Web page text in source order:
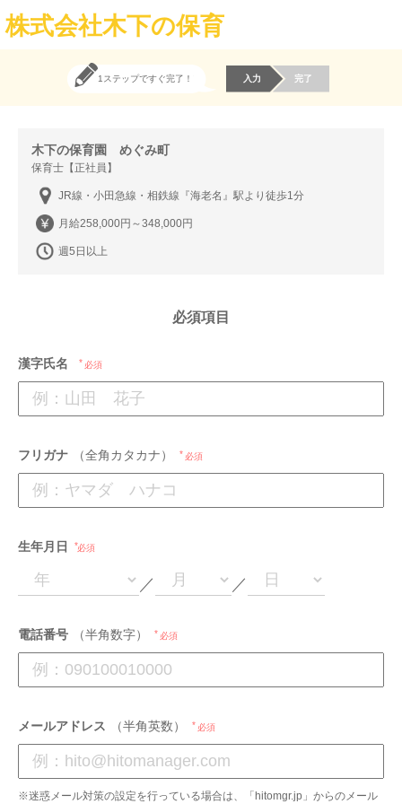
株式会社木下の保育
1ステップですぐ完了！ 入力 完了
木下の保育園 めぐみ町
保育士【正社員】
JR線・小田急線・相鉄線『海老名』駅より徒歩1分
月給258,000円～348,000円
週5日以上
必須項目
漢字氏名 必須
フリガナ （全角カタカナ） 必須
生年月日 必須
／ ／
電話番号 （半角数字） 必須
メールアドレス （半角英数） 必須
※迷惑メール対策の設定を行っている場合は、「hitomgr.jp」からのメール